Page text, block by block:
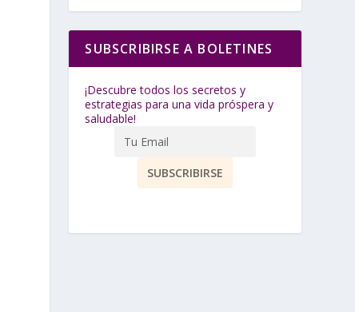
SUBSCRIBIRSE A BOLETINES
¡Descubre todos los secretos y
estrategias para una vida próspera y
saludable!